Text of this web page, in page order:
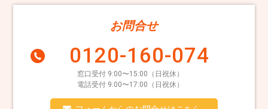
お問合せ
0120-160-074
窓口受付 9:00〜15:00（日祝休）
電話受付 9:00〜17:00（日祝休）